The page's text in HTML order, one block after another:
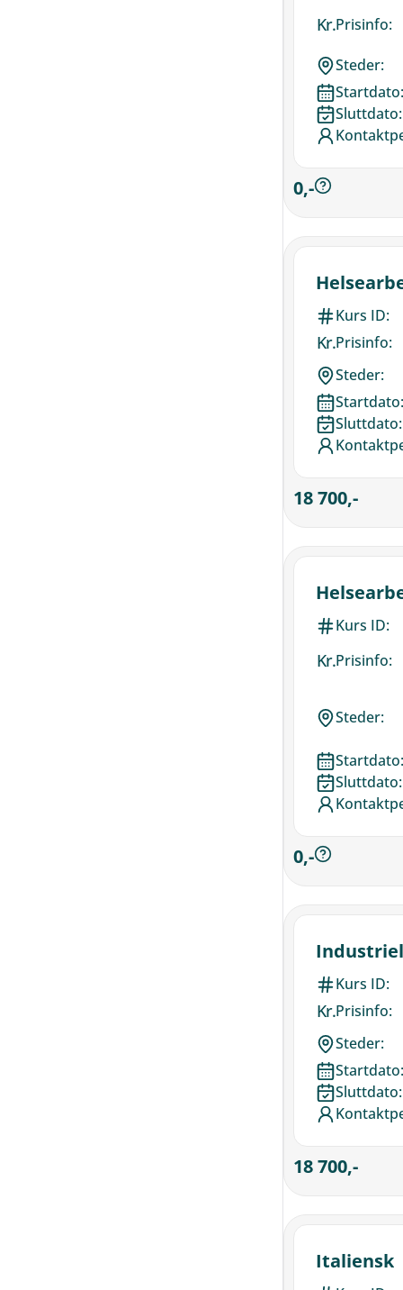
Kr.Prisinfo:
Steder:
Startdato:
Sluttdato:
0,-
Kurs ID:
Kr.Prisinfo:
Steder:
Startdato:
Sluttdato:
18 700,-
Kurs ID:
Kr.Prisinfo:
Steder:
Startdato:
Sluttdato:
0,-
Kurs ID:
Kr.Prisinfo:
Steder:
Startdato:
Sluttdato:
18 700,-
Italiensk